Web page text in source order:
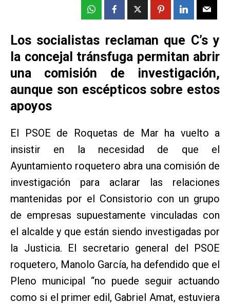
Los socialistas reclaman que C’s y
la concejal tránsfuga permitan abrir
una comisión de investigación,
aunque son escépticos sobre estos
apoyos
El PSOE de Roquetas de Mar ha vuelto a
insistir en la necesidad de que el
Ayuntamiento roquetero abra una comisión de
investigación para aclarar las relaciones
mantenidas por el Consistorio con un grupo
de empresas supuestamente vinculadas con
el alcalde y que están siendo investigadas por
la Justicia. El secretario general del PSOE
roquetero, Manolo García, ha defendido que el
Pleno municipal “no puede seguir actuando
como si el primer edil, Gabriel Amat, estuviera